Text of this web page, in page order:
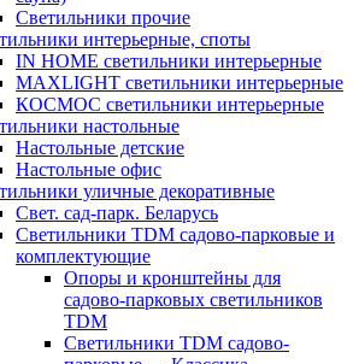
Светильники прочие
интерьерные, споты
IN HOME светильники интерьерные
MAXLIGHT светильники интерьерные
КОСМОС светильники интерьерные
настольные
Настольные детские
Настольные офис
уличные декоративные
Свет. сад-парк. Беларусь
Светильники TDM садово-парковые и
комплектующие
Опоры и кронштейны для
садово-парковых светильников
TDM
Светильники TDM садово-